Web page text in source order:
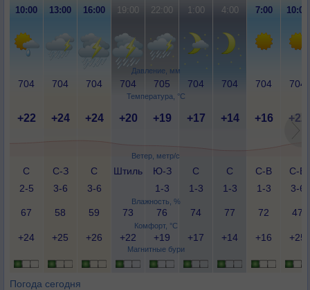
Давление, мм
Температура, °C
Ветер, метр/с
Влажность, %
Комфорт, °C
Магнитные бури
10:00 13:00 16:00 19:00 22:00 1:00 4:00 7:00 10:00
704 704 704 704 705 704 704 704 704
+22 +24 +24 +20 +19 +17 +14 +16 +22
С
2-5
С-З
3-6
С
3-6
Штиль
Ю-З
1-3
С
1-3
С
1-3
С-В
1-3
С-В
3-6
67 58 59 73 76 74 77 72 47
+24 +25 +26 +22 +19 +17 +14 +16 +25
Погода сегодня